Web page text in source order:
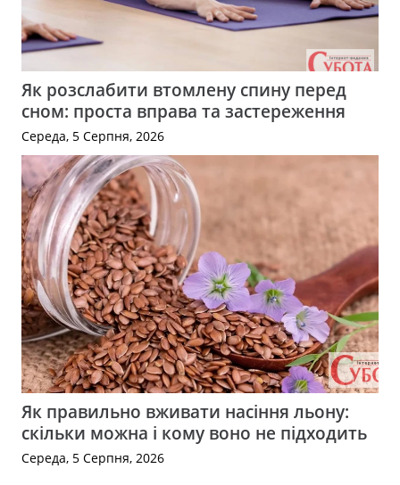
Як розслабити втомлену спину перед
сном: проста вправа та застереження
Середа, 5 Серпня, 2026
Як правильно вживати насіння льону:
скільки можна і кому воно не підходить
Середа, 5 Серпня, 2026